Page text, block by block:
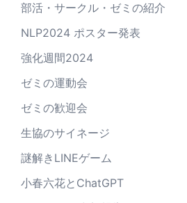
部活・サークル・ゼミの紹介
NLP2024 ポスター発表
強化週間2024
ゼミの運動会
ゼミの歓迎会
生協のサイネージ
謎解きLINEゲーム
小春六花とChatGPT